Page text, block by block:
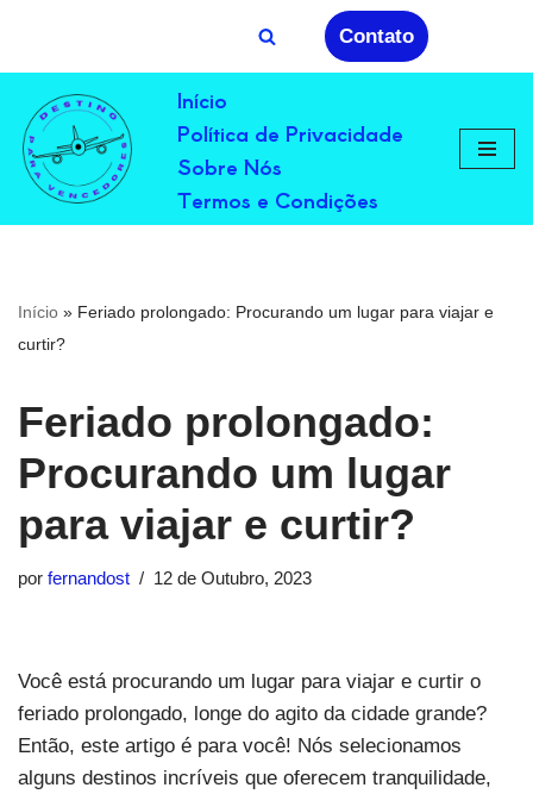
para
o
conteúdo
Contato
Início
Política de Privacidade
Sobre Nós
Termos e Condições
Início » Feriado prolongado: Procurando um lugar para viajar e
curtir?
Feriado prolongado:
Procurando um lugar
para viajar e curtir?
por fernandost 12 de Outubro, 2023
Você está procurando um lugar para viajar e curtir o
feriado prolongado, longe do agito da cidade grande?
Então, este artigo é para você! Nós selecionamos
alguns destinos incríveis que oferecem tranquilidade,